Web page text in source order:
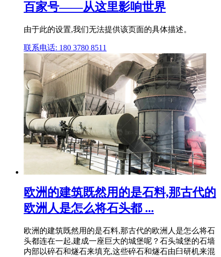
百家号——从这里影响世界
由于此的设置,我们无法提供该页面的具体描述。
联系电话: 180 3780 8511
欧洲的建筑既然用的是石料,那古代的
欧洲人是怎么将石头都 ...
欧洲的建筑既然用的是石料,那古代的欧洲人是怎么将石
头都连在一起,建成一座巨大的城堡呢？石头城堡的石墙
内部以碎石和燧石来填充,这些碎石和燧石由臼研机来混